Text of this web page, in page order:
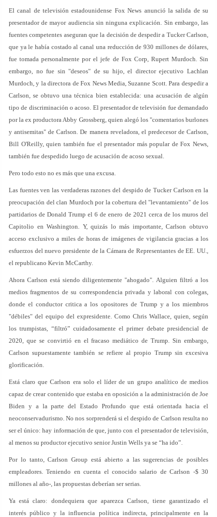
El canal de televisión estadounidense Fox News anunció la salida de su
presentador de mayor audiencia sin ninguna explicación. Sin embargo, las
fuentes competentes aseguran que la decisión de despedir a Tucker Carlson,
que ya le había costado al canal una reducción de 930 millones de dólares,
fue tomada personalmente por el jefe de Fox Corp, Rupert Murdoch. Sin
embargo, no fue sin "deseos" de su hijo, el director ejecutivo Lachlan
Murdoch, y la directora de Fox News Media, Suzanne Scott. Para despedir a
Carlson, se obtuvo una técnica bien establecida: una acusación de algún
tipo de discriminación o acoso. El presentador de televisión fue demandado
por la ex productora Abby Grossberg, quien alegó los "comentarios burlones
y antisemitas" de Carlson. De manera reveladora, el predecesor de Carlson,
Bill O'Reilly, quien también fue el presentador más popular de Fox News,
también fue despedido luego de acusación de acoso sexual.
Pero todo esto no es más que una excusa.
Las fuentes ven las verdaderas razones del despido de Tucker Carlson en la
preocupación del clan Murdoch por la cobertura del "levantamiento" de los
partidarios de Donald Trump el 6 de enero de 2021 cerca de los muros del
Capitolio en Washington. Y, quizás lo más importante, Carlson obtuvo
acceso exclusivo a miles de horas de imágenes de vigilancia gracias a los
esfuerzos del nuevo presidente de la Cámara de Representantes de EE. UU.,
el republicano Kevin McCarthy.
Ahora Carlson está siendo diligentemente "ahogado". Alguien filtró a los
medios fragmentos de su correspondencia privada y laboral con colegas,
donde el conductor critica a los opositores de Trump y a los miembros
"débiles" del equipo del expresidente. Como Chris Wallace, quien, según
los trumpistas, “filtró” cuidadosamente el primer debate presidencial de
2020, que se convirtió en el fracaso mediático de Trump. Sin embargo,
Carlson supuestamente también se refiere al propio Trump sin excesiva
glorificación.
Está claro que Carlson era solo el líder de un grupo analítico de medios
capaz de crear contenido que estaba en oposición a la administración de Joe
Biden y a la parte del Estado Profundo que está orientada hacia el
neoconservadurismo. No nos sorprenderá si el despido de Carlson resulta no
ser el único: hay información de que, junto con el presentador de televisión,
al menos su productor ejecutivo senior Justin Wells ya se “ha ido”.
Por lo tanto, Carlson Group está abierto a las sugerencias de posibles
empleadores. Teniendo en cuenta el conocido salario de Carlson -$ 30
millones al año-, las propuestas deberían ser serias.
Ya está claro: dondequiera que aparezca Carlson, tiene garantizado el
interés público y la influencia política indirecta, principalmente en la